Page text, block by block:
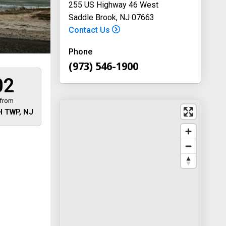
TWP, NJ
255 US Highway 46 West
Saddle Brook, NJ 07663
Contact Us
Phone
(973) 546-1900